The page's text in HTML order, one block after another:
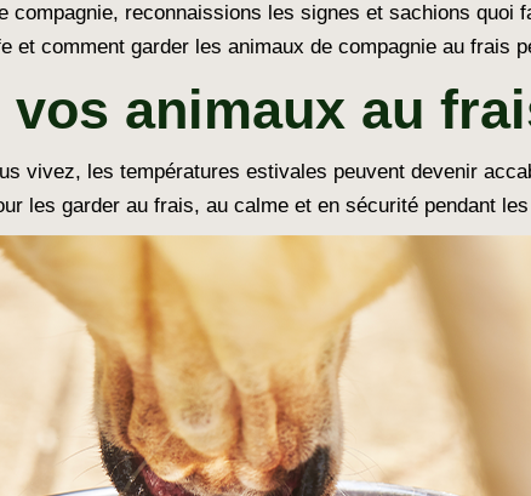
compagnie, reconnaissions les signes et sachions
et comment garder les animaux de compagnie au frais
vos animaux au
vivez, les températures estivales peuvent devenir
les garder au frais, au calme et en sécurité pendant